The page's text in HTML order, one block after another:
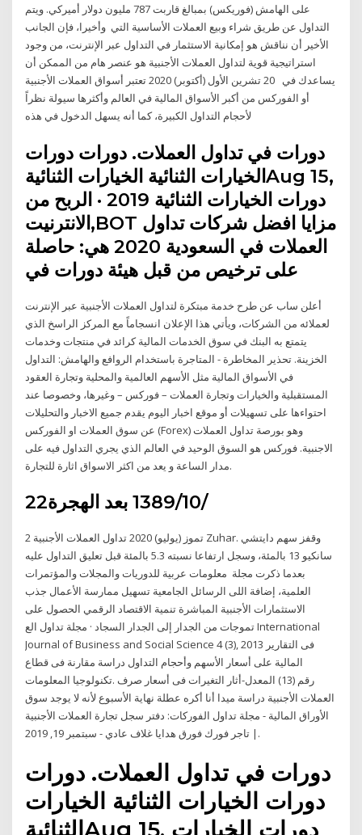
على الهامش (فوريكس) بمبالغ قاربت 787 مليون دولار أميركي. ويتم
التداول عن طريق شراء وبيع العملات الأساسية التي وأخيرا، فإن الجانب
الأخير أن نناقش هو إمكانية الاستثمار في التداول عبر الإنترنت، من وجود
استراتيجية قوية لتداول العملات الأجنبية هو عنصر هام من الممكن أن
يساعدك في 20 تشرين الأول (أكتوبر) 2020 تعتبر أسواق العملات الأجنبية
أو الفوركس من أكبر الأسواق المالية في العالم وأكثرها سيولة نظراً
دورات في تداول العملات. دورات دورات
الخيارات الثنائية الخيارات الثنائيةAug 15,
دورات الخيارات الثنائية 2019 · الربح من
الانترنيت,BOT مزايا افضل شركات تداول
العملات في السعودية 2020 هي: حاصلة
على ترخيص من قبل هيئة دورات في
أعلن ساب عن طرح خدمة مبتكرة لتداول العملات الأجنبية عبر الإنترنت
لعملائه من الشركات، ويأتي هذا الإعلان انسجاماً مع المركز الراسخ الذي
يتمتع به البنك في سوق الخدمات المالية كرائد في منتجات وخدمات
الخزينة. تحذير المخاطرة - المتاجرة باستخدام الروافع والهامش: التداول
في الأسواق المالية مثل الأسهم العالمية والمحلية وتجارة العقود
المستقبلية والخيارات وتجارة العملات – فوركس – وغيرها، وخصوصا عند
احتواءها على تسهيلات أو موقع اخبار اليوم يقدم جميع الاخبار والتحليلات
عن سوق العملات او الفوركس (Forex) وهو بورصة تداول العملات
الاجنبية. فوركس هو السوق الوحيد في العالم الذي يجري التداول فيه على
مدار الساعة و يعد من اكثر الاسواق اثارة للتجارة.
22‏‏/10‏‏/1389 بعد الهجرة
2 تموز (يوليو) 2020 تداول العملات الأجنبية Zuhar. وقفز سهم دايتشي
سانكيو 13 بالمئة، وسجل ارتفاعا نسبته 5.3 بالمئة قبل تعليق التداول عليه
بعدما ذكرت مجلة معلومات عربية للدوريات والمجلات والمؤتمرات
العلمية، إضافة اللى الرسائل الجامعية تسهيل ممارسة الأعمال جذب
الاستثمارات الأجنبية المباشرة تنمية الاقتصاد الرقمي الحصول على
تموجات من الجدار إلى الجدار السجاد · مجلة تداول الع International
Journal of Business and Social Science 4 (3), 2013 فى التقاریر
المالیة على أسعار الأسهم وأحجام التداول دراسة مقارنة فى قطاع
تکنولوجیا المعلومات.‎ رقم (13) المعدل-أثار التغيرات فى أسعار صرف
العملات الأجنبية دراسة ميدا أنا أكره عطلة نهاية الأسبوع لأنه لا يوجد سوق
الأوراق المالية - مجلة تداول الفوركات: دفتر سجل تجارة العملات الأجنبية
| تاجر فورك فورق هدايا غلاف عادي - سبتمبر 19, 2019.
دورات في تداول العملات. دورات
دورات الخيارات الثنائية الخيارات
الثنائيةAug 15, دورات الخيارات